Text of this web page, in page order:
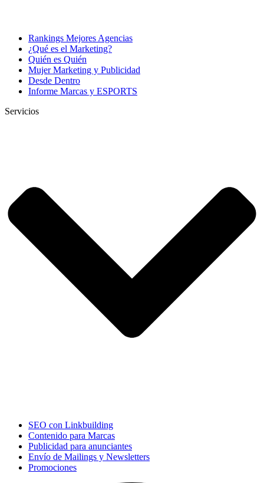
Rankings Mejores Agencias
¿Qué es el Marketing?
Quién es Quién
Mujer Marketing y Publicidad
Desde Dentro
Informe Marcas y ESPORTS
Servicios
SEO con Linkbuilding
Contenido para Marcas
Publicidad para anunciantes
Envío de Mailings y Newsletters
Promociones